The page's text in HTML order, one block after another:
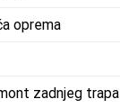
oprema
zadnjeg trapa